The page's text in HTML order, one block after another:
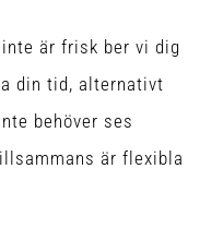
är frisk ber vi dig
din tid, alternativt
behöver ses
är flexibla